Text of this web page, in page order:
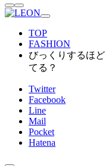
TOP
FASHION
びっくりするほ
てる？
Twitter
Facebook
Line
Mail
Pocket
Hatena